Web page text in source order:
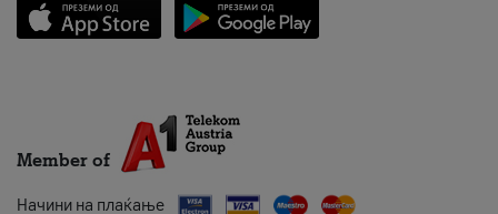
Member of
Начини на плаќање